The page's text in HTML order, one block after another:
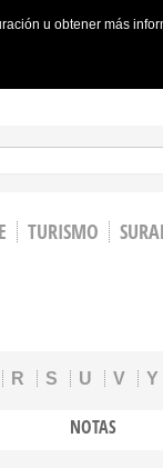
u obtener más
TURISMO
R S U V Y
NOTAS